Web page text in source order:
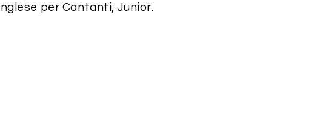
Inglese per Cantanti, Junior.